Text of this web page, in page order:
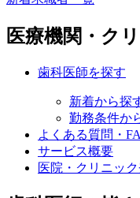
医療機関・ク
歯科医師を探す
新着から探
勤務条件か
よくある質問・
サービス概要
医院・クリニッ